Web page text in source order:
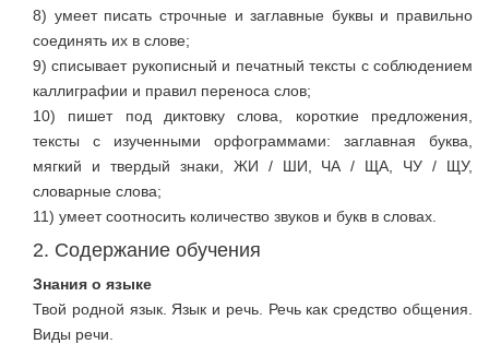
8) умеет писать строчные и заглавные буквы и правильно
соединять их в слове;
9) списывает рукописный и печатный тексты с соблюдением
каллиграфии и правил переноса слов;
10) пишет под диктовку слова, короткие предложения,
тексты с изученными орфограммами: заглавная буква,
мягкий и твердый знаки, ЖИ / ШИ, ЧА / ЩА, ЧУ / ЩУ,
словарные слова;
11) умеет соотносить количество звуков и букв в словах.
2. Содержание обучения
Знания о языке
Твой родной язык. Язык и речь. Речь как средство общения.
Виды речи.